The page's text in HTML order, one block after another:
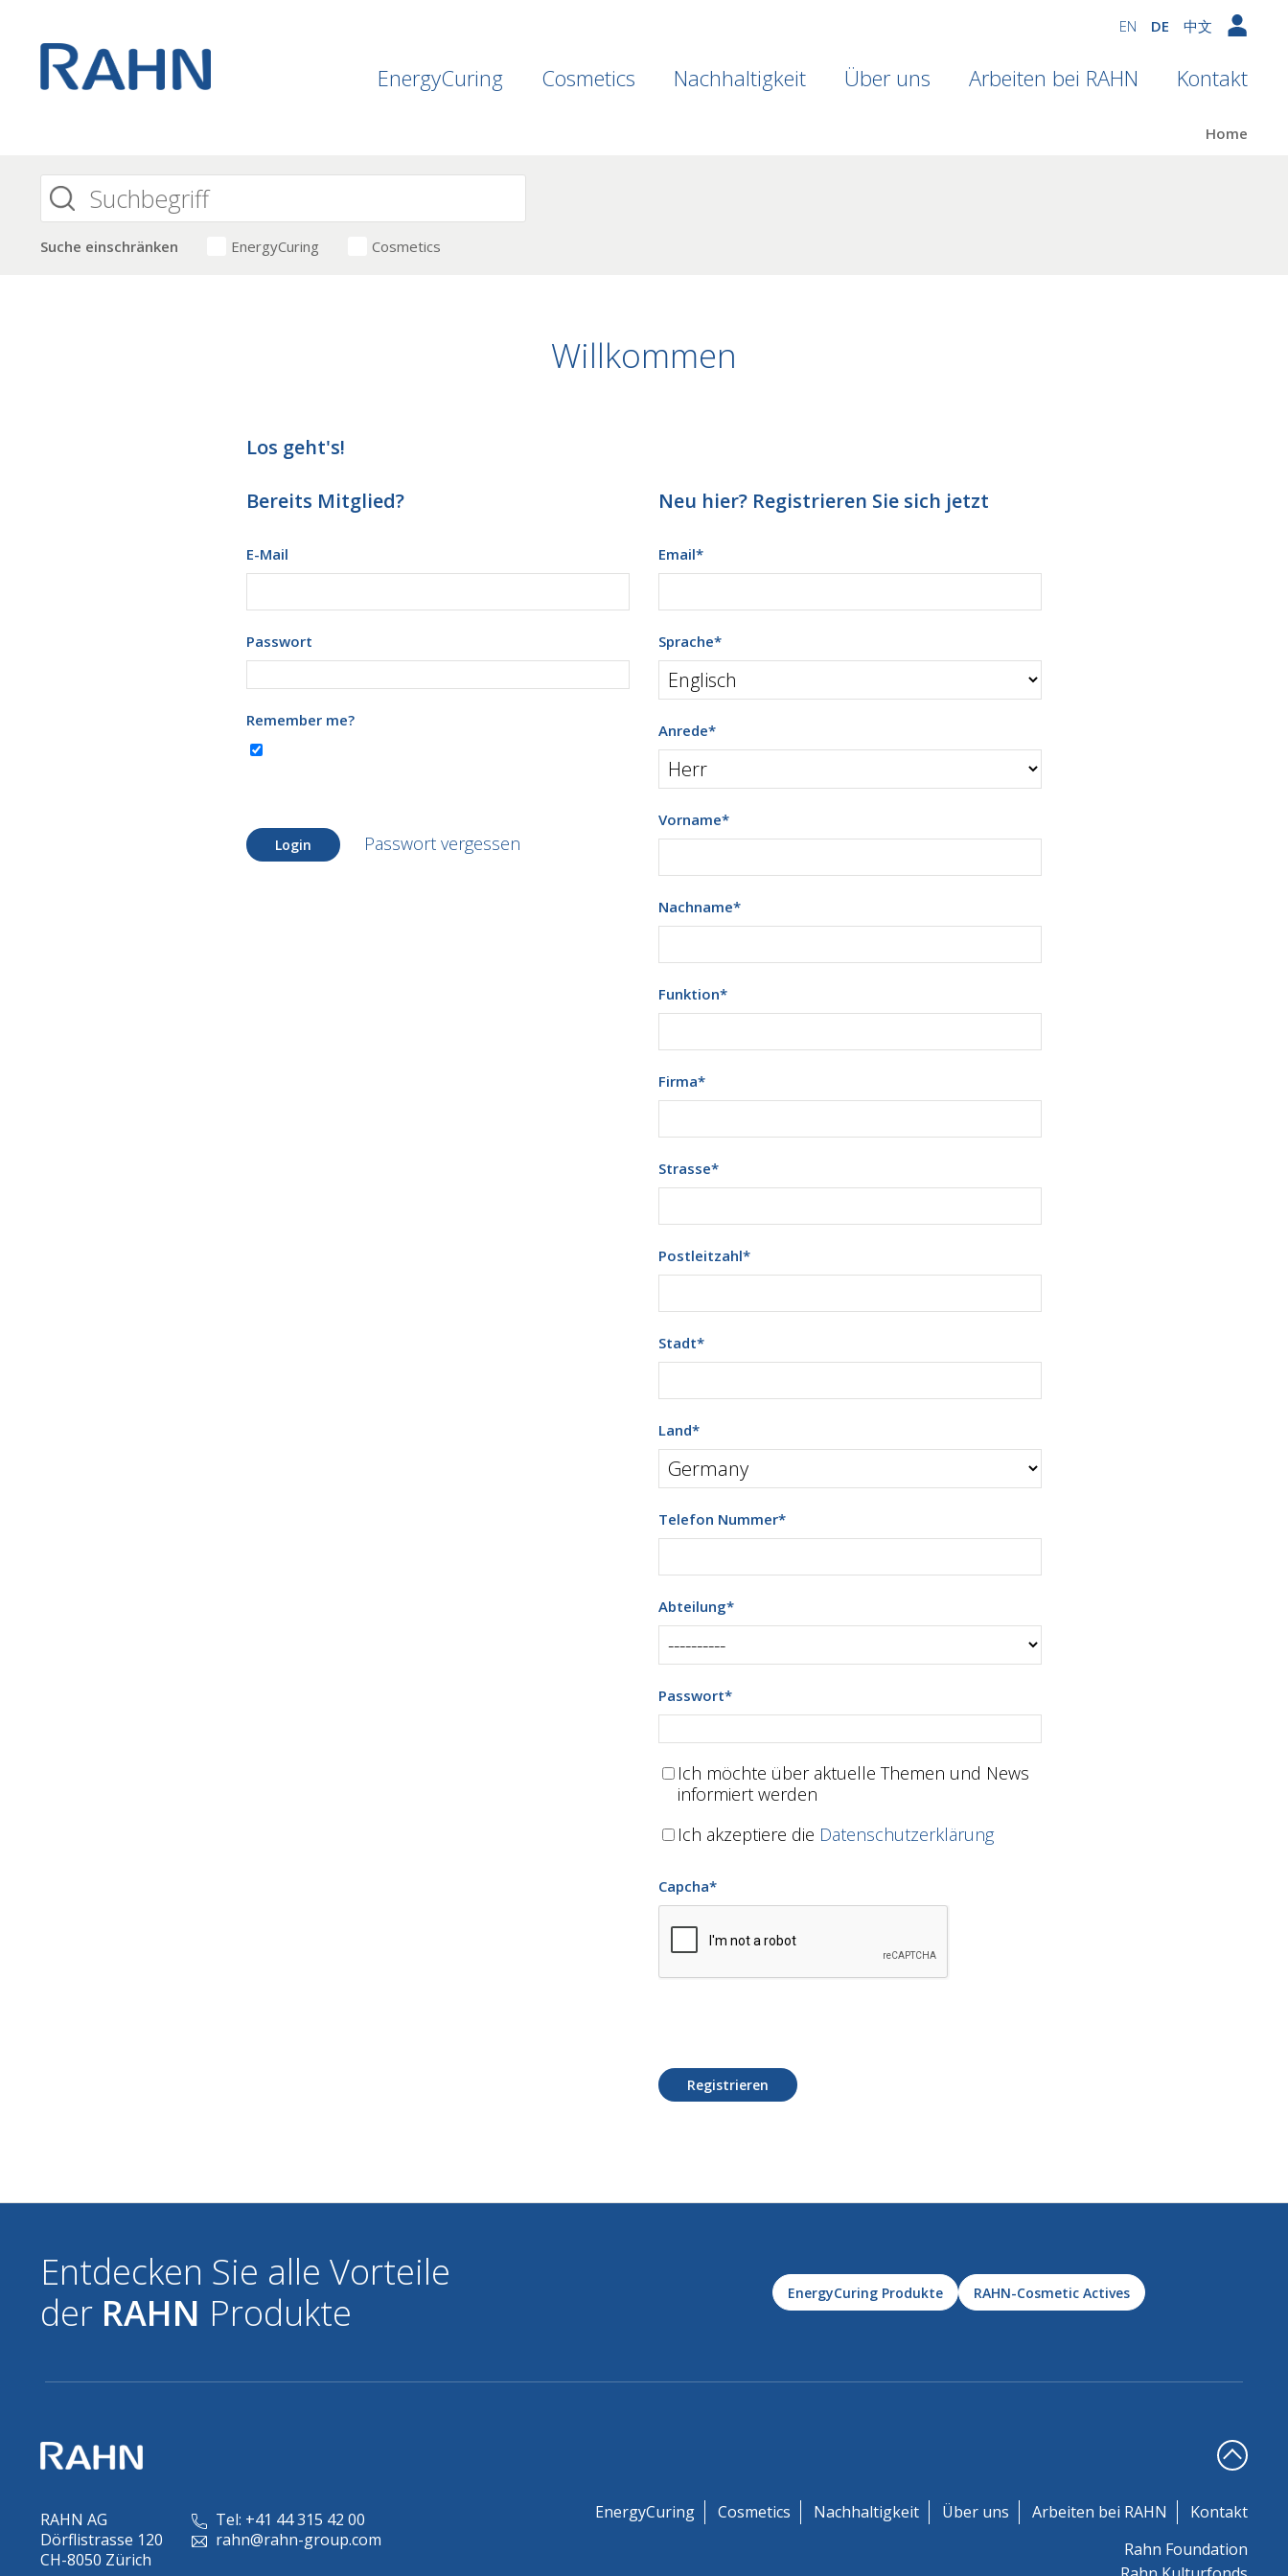
EN DE 中文
EnergyCuring Cosmetics Nachhaltigkeit Über uns Arbeiten bei RAHN Kontakt
Home
Suche einschränken EnergyCuring Cosmetics
Willkommen
Los geht's!
Bereits Mitglied?
E-Mail
Passwort
Remember me?
Login Passwort vergessen
Neu hier? Registrieren Sie sich jetzt
Email*
Sprache*
Anrede*
Vorname*
Nachname*
Funktion*
Firma*
Strasse*
Postleitzahl*
Stadt*
Land*
Telefon Nummer*
Abteilung*
Passwort*
Ich möchte über aktuelle Themen und News
informiert werden
Ich akzeptiere die Datenschutzerklärung
Capcha*
Registrieren
Entdecken Sie alle Vorteile
der RAHN Produkte EnergyCuring Produkte RAHN-Cosmetic Actives
RAHN AG
Dörflistrasse 120
CH-8050 Zürich
Tel: +41 44 315 42 00
rahn@rahn-group.com
EnergyCuring Cosmetics Nachhaltigkeit Über uns Arbeiten bei RAHN
Kontakt
Rahn Foundation